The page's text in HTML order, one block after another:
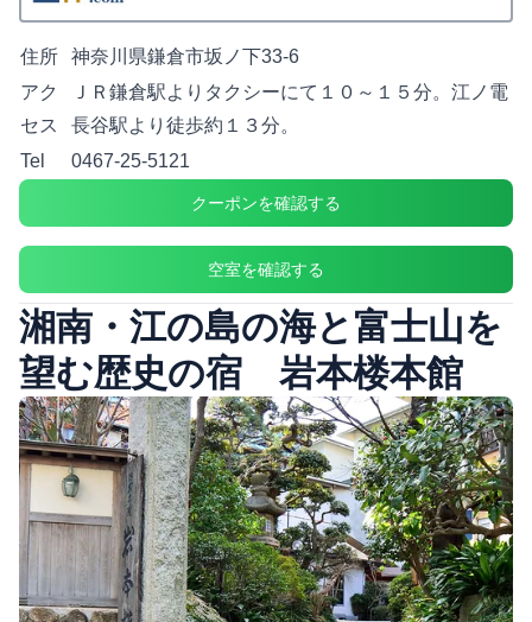
住所
神奈川県鎌倉市坂ノ下33-6
アク
セス
ＪＲ鎌倉駅よりタクシーにて１０～１５分。江ノ電
長谷駅より徒歩約１３分。
Tel
0467-25-5121
クーポンを確認する
空室を確認する
湘南・江の島の海と富士山を
望む歴史の宿 岩本楼本館